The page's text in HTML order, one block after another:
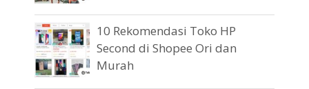
10 Rekomendasi Toko HP
Second di Shopee Ori dan
Murah